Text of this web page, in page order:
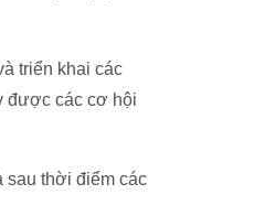
triển khai các
được các cơ hội
sau thời điểm các